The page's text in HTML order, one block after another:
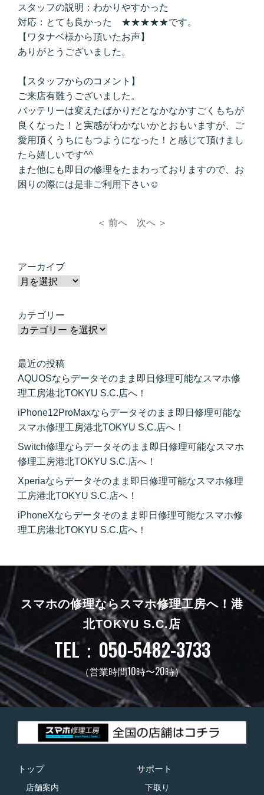
スタッフの説明：わかりやすかった
対応：とても良かった ★★★★★です。
【ワタナベ様から頂いたお声】
ありがとうございました。
【スタッフからのコメント】
ご来店有難うございました。
バッテリーは変えたばかりだとなかなかすごくもちが
良くなった！と実感がわかないかとおもいますが、ご
愛用頂くうちにもつようになった！と感じて頂けまし
たら嬉しいです^^
また他にも即日の修理をたまわっておりますので、お
困りの際には是非ご利用下さい☺
＜ 前へ 次へ ＞
アーカイブ
カテゴリー
最近の投稿
AQUOSならデータそのまま即日修理可能なスマホ修
理工房港北TOKYU S.C.店へ！
iPhone12ProMaxならデータそのまま即日修理可能な
スマホ修理工房港北TOKYU S.C.店へ！
Switch修理ならデータそのまま即日修理可能なスマホ
修理工房港北TOKYU S.C.店へ！
Xperiaならデータそのまま即日修理可能なスマホ修理
工房港北TOKYU S.C.店へ！
iPhoneXならデータそのまま即日修理可能なスマホ修
理工房港北TOKYU S.C.店へ！
スマホの修理ならスマホ修理工房へ！ 港
北TOKYU S.C.店
TEL：050-5482-3733
（営業時間10時〜20時）
トップ
店舗案内
サポート
下取り